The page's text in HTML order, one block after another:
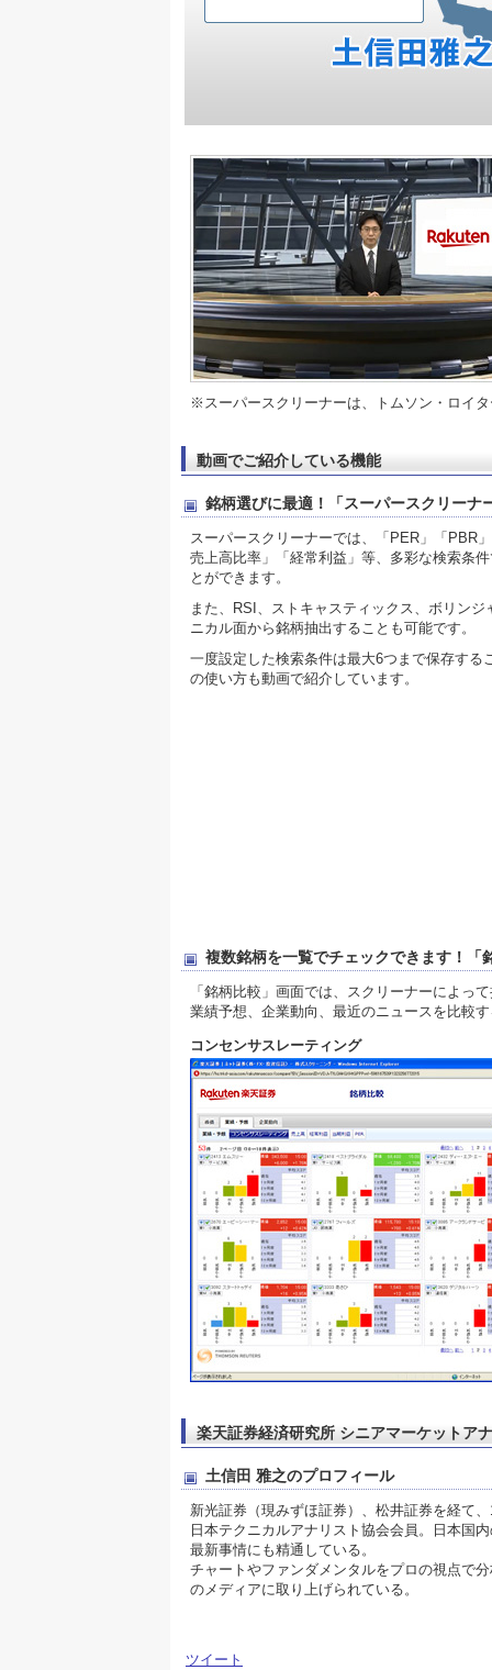
※スーパースクリーナーは、トムソン・ロイ
動画でご紹介している機能
銘柄選びに最適！「スーパースクリーナ
スーパースクリーナーでは、「PER」「PBR
売上高比率」「経常利益」等、多彩な検索条
とができます。
また、RSI、ストキャスティックス、ボリンジ
ニカル面から銘柄抽出することも可能です。
一度設定した検索条件は最大6つまで保存する
の使い方も動画で紹介しています。
複数銘柄を一覧でチェックできます！「
「銘柄比較」画面では、スクリーナーによっ
業績予想、企業動向、最近のニュースを比較
コンセンサスレーティング
楽天証券経済研究所 シニアマーケットア
土信田 雅之のプロフィール
新光証券（現みずほ証券）、松井証券を経て
日本テクニカルアナリスト協会会員。日本国
最新事情にも精通している。
チャートやファンダメンタルをプロの視点で
のメディアに取り上げられている。
ツイート